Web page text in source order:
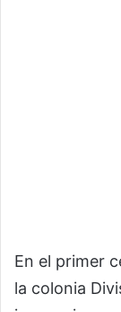
En el primer
la colonia